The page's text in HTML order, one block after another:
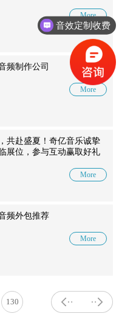
More
频制作公司
More
共赴盛夏！奇亿音乐诚挚
展位，参与互动赢取好礼
More
频外包推荐
More
130
音效定制收费